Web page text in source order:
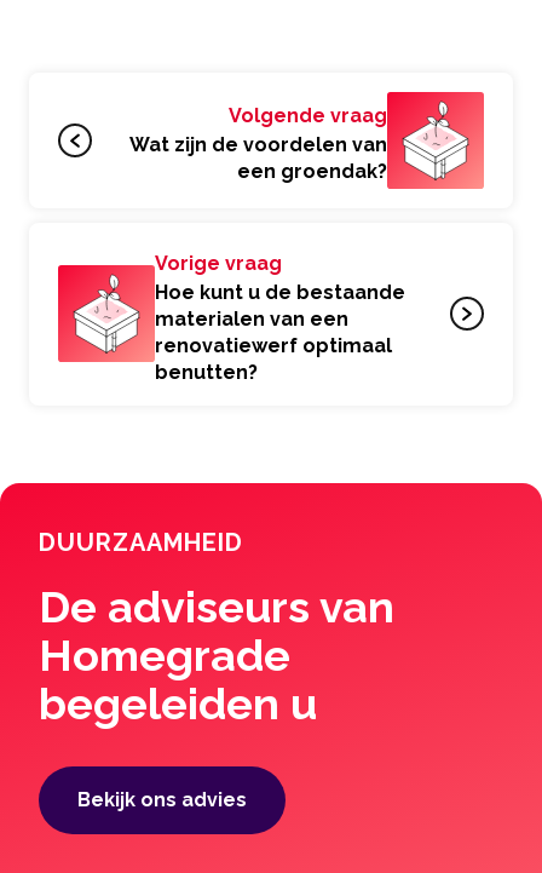
Volgende vraag
Wat zijn de voordelen van
een groendak?
Vorige vraag
Hoe kunt u de bestaande
materialen van een
renovatiewerf optimaal
benutten?
DUURZAAMHEID
De adviseurs van
Homegrade
begeleiden u
Bekijk ons ​​advies